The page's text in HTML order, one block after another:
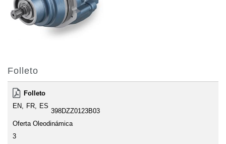
Folleto
Folleto
EN
FR ES
398DZZ0123B03
Oferta Oleodinámica
3